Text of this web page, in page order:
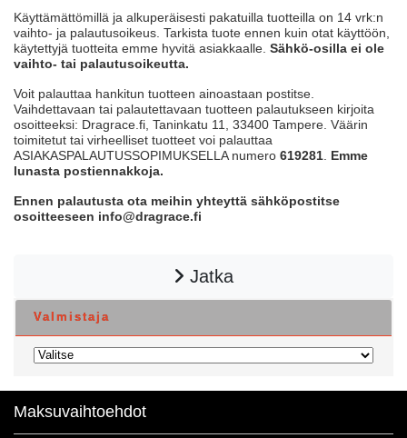
Käyttämättömillä ja alkuperäisesti pakatuilla tuotteilla on 14 vrk:n
vaihto- ja palautusoikeus. Tarkista tuote ennen kuin otat käyttöön,
käytettyjä tuotteita emme hyvitä asiakkaalle. Sähkö-osilla ei ole
vaihto- tai palautusoikeutta.
Voit palauttaa hankitun tuotteen ainoastaan postitse.
Vaihdettavaan tai palautettavaan tuotteen palautukseen kirjoita
osoitteeksi: Dragrace.fi, Taninkatu 11, 33400 Tampere. Väärin
toimitetut tai virheelliset tuotteet voi palauttaa
ASIAKASPALAUTUSSOPIMUKSELLA numero 619281 Emme
lunasta postiennakkoja.
Ennen palautusta ota meihin yhteyttä sähköpostitse
osoitteeseen info@dragrace.fi
Jatka
Valmistaja
Maksuvaihtoehdot